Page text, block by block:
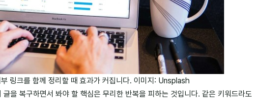
링크를 함께 정리할 때 효과가 커집니다. 이미지: Unsplash
을 복구하면서 봐야 할 핵심은 무리한 반복을 피하는 것입니다. 같은 키워드라도